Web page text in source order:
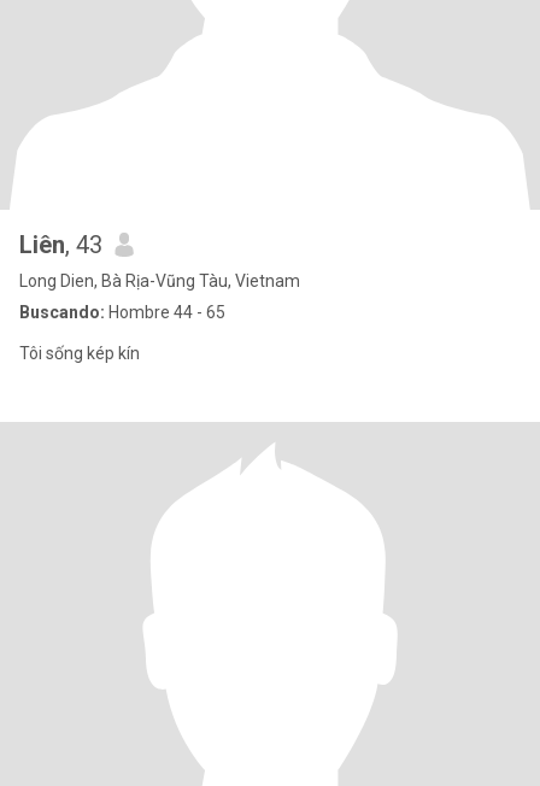
Liên, 43
Long Dien, Bà Rịa-Vũng Tàu, Vietnam
Buscando: Hombre 44 - 65
Tôi sống kép kín